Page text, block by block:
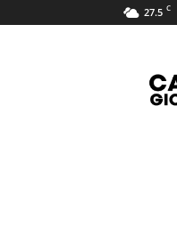
27.5 C